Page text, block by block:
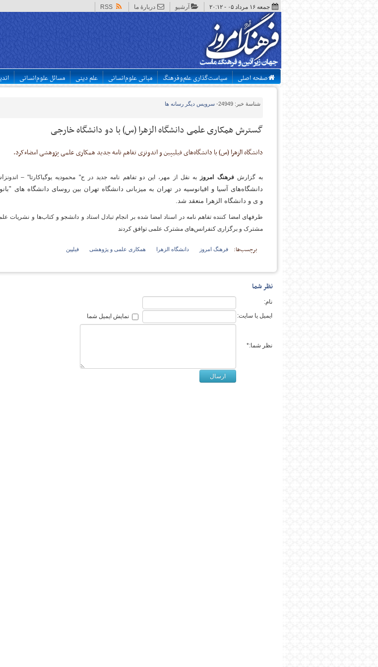
جمعه ۱۶ مرداد ۰۵ - ۲۰:۱۲ آرشیو دربارهٔ ما RSS
پایگاه اطلاع رسانی فرهنگ
صفحه اصلی سیاست‌گذاری علم‌وفرهنگ مبانی علوم‌انسانی علم دینی مسائل علوم‌انسانی
شناسهٔ خبر: 24949 - سرویس دیگر رسانه ها
گسترش همکاری علمی دانشگاه الزهرا (س) با دو دانشگاه خارجی
دانشگاه الزهرا (س) با دانشگاه‌های فیلیپین و اندونزی تفاهم نامه جدید همکاری علمی پژوهشی امضاءکرد.
به گزارشفرهنگ امروز به نقل از مهر، این دو تفاهم نامه جدید در ح" محمودیه یوگیاکارتا" – اندونز
دانشگاه‌های آسیا و اقیانوسیه در تهران به میزبانی دانشگاه تهران بین روسای دانشگاه های
و ی و دانشگاه الزهرا منعقد شد.
طرفهای امضا کننده تفاهم نامه در اسناد امضا شده بر انجام تبادل استاد و دانشجو و کتاب‌ها و نشریات
مشترک و برگزاری کنفرانس‌های مشترک علمی توافق کردند
برچسب‌ها: فرهنگ امروز دانشگاه الزهرا همکاری علمی و پژوهشی فیلپین
نظر شما
نام:
ایمیل یا سایت:
نمایش ایمیل شما
نظر شما:*